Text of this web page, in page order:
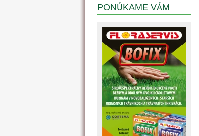
PONÚKAME VÁM